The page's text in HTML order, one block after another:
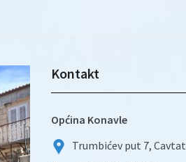
Kontakt
Općina Konavle
Trumbićev put 7, Cavtat